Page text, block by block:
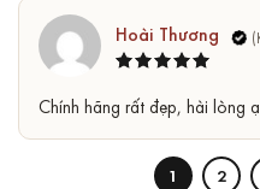
hạng5
5
sao
Hoài Thương
Chính hãng rất đẹp, hài lòng ạ
1 2